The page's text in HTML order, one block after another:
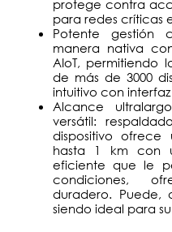
protege contra
para redes críticas
Potente gestión
manera nativa
AIoT, permitiendo
de más de 3000
intuitivo con
Alcance
versátil:
dispositivo
hasta 1 km con
eficiente que le
condiciones,
duradero. Puede,
siendo ideal para